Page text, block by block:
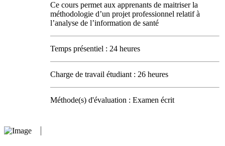
Ce cours permet aux apprenants de maitriser la
méthodologie d’un projet professionnel relatif à
l’analyse de l’information de santé
Temps présentiel : 24 heures
Charge de travail étudiant : 26 heures
Méthode(s) d'évaluation : Examen écrit